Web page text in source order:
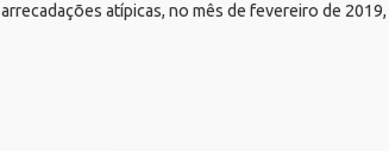
arrecadações atípicas, no mês de fevereiro de